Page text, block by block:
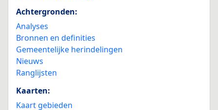
Achtergronden:
Analyses
Bronnen en definities
Gemeentelijke herindelingen
Nieuws
Ranglijsten
Kaarten:
Kaart gebieden